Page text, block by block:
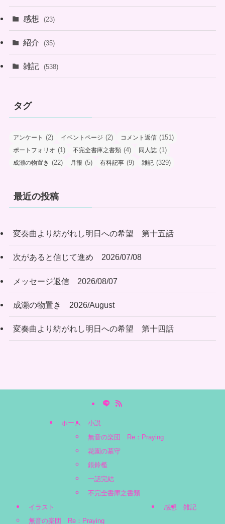
感想 (23)
紹介 (35)
雑記 (538)
タグ
アンケート (2) イベントページ (2) コメント返信 (151)
ポートフォリオ (1) 不完全書庫之書類 (4) 同人誌 (1)
成瀬の物置き (22) 月報 (5) 有料記事 (9) 雑記 (329)
最近の投稿
変奏曲より紡がれし明日への希望 第十五話
次があると信じて進め 2026/07/08
メッセージ返信 2026/08/07
成瀬の物置き 2026/August
変奏曲より紡がれし明日への希望 第十四話
ホーム
小説
無音の楽団 Re：Praying
花園の墓守
銀鈴檻
一話完結
不完全書庫之書類
イラスト
無音の楽団 Re：Praying
感想 雑記